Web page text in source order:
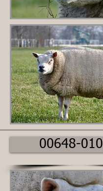
00648-